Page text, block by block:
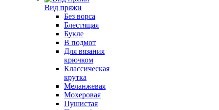
Вид пряжи
Без ворса
Блестящая
Букле
В подмот
Для вязания
крючком
Классическая
крутка
Меланжевая
Мохеровая
Пушистая